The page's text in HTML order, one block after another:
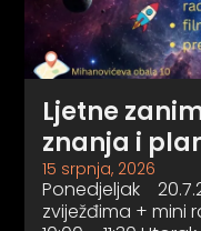
Ljetne
znanja i
15 srpnja, 2026
Ponedjeljak
zviježđima + mini